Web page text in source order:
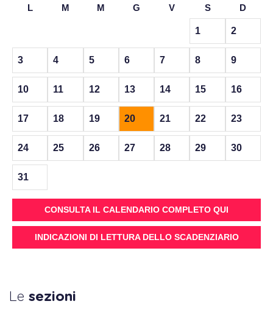
L M M G V S D
1 2
3 4 5 6 7 8 9
10 11 12 13 14 15 16
17 18 19 20 21 22 23
24 25 26 27 28 29 30
31
CONSULTA IL CALENDARIO COMPLETO QUI
INDICAZIONI DI LETTURA DELLO SCADENZIARIO
Le sezioni